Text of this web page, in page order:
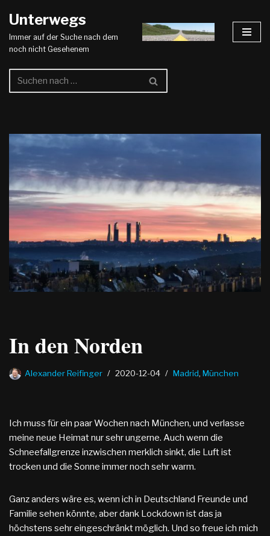
Zum
Inhalt
Unterwegs
Immer auf der Suche nach dem
noch nicht Gesehenem
In den Norden
Alexander Reifinger 2020-12-04 Madrid, München
Ich muss für ein paar Wochen nach München, und verlasse
meine neue Heimat nur sehr ungerne. Auch wenn die
Schneefallgrenze inzwischen merklich sinkt, die Luft ist
trocken und die Sonne immer noch sehr warm.
Ganz anders wäre es, wenn ich in Deutschland Freunde und
Familie sehen könnte, aber dank Lockdown ist das ja
höchstens sehr eingeschränkt möglich. Und so freue ich mich